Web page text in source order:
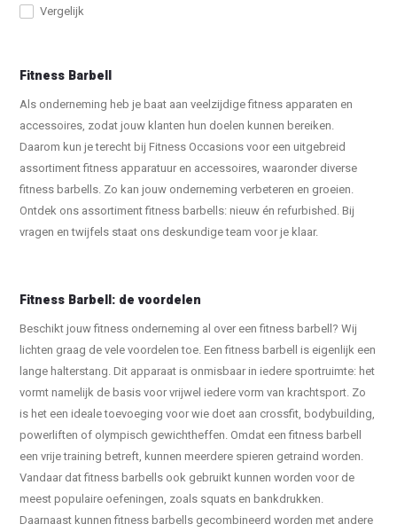
Vergelijk
Fitness Barbell
Als onderneming heb je baat aan veelzijdige fitness apparaten en
accessoires, zodat jouw klanten hun doelen kunnen bereiken.
Daarom kun je terecht bij Fitness Occasions voor een uitgebreid
assortiment fitness apparatuur en accessoires, waaronder diverse
fitness barbells. Zo kan jouw onderneming verbeteren en groeien.
Ontdek ons assortiment fitness barbells: nieuw én refurbished. Bij
vragen en twijfels staat ons deskundige team voor je klaar.
Fitness Barbell: de voordelen
Beschikt jouw fitness onderneming al over een fitness barbell? Wij
lichten graag de vele voordelen toe. Een fitness barbell is eigenlijk een
lange halterstang. Dit apparaat is onmisbaar in iedere sportruimte: het
vormt namelijk de basis voor vrijwel iedere vorm van krachtsport. Zo
is het een ideale toevoeging voor wie doet aan crossfit, bodybuilding,
powerliften of olympisch gewichtheffen. Omdat een fitness barbell
een vrije training betreft, kunnen meerdere spieren getraind worden.
Vandaar dat fitness barbells ook gebruikt kunnen worden voor de
meest populaire oefeningen, zoals squats en bankdrukken.
Daarnaast kunnen fitness barbells gecombineerd worden met andere